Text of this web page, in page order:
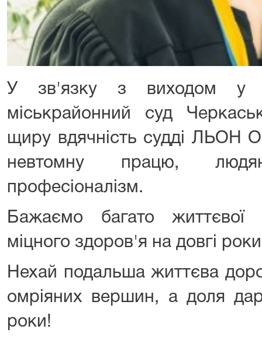
У зв'язку з виходом у
міськрайонний суд
щиру вдячність судді ЛЬОН
невтомну працю,
професіоналізм.
Бажаємо багато життєвої
міцного здоров'я на довгі
Нехай подальша життєва
омріяних вершин, а доля
роки!